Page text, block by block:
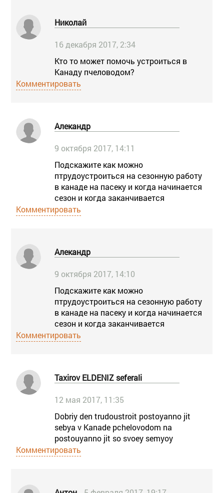
Николай
16 декабря 2017, 2:34
Кто то может помочь устроиться в
Канаду пчеловодом?
Комментировать
Алекандр
9 октября 2017, 14:11
Подскажите как можно
птрудоустроиться на сезонную работу
в канаде на пасеку и когда начинается
сезон и когда заканчивается
Комментировать
Алекандр
9 октября 2017, 14:10
Подскажите как можно
птрудоустроиться на сезонную работу
в канаде на пасеку и когда начинается
сезон и когда заканчивается
Комментировать
Taxirov ELDENIZ seferali
12 мая 2017, 11:35
Dobriy den trudoustroit postoyanno jit
sebya v Kanade pchelovodom na
postouyanno jit so svoey semyoy
Комментировать